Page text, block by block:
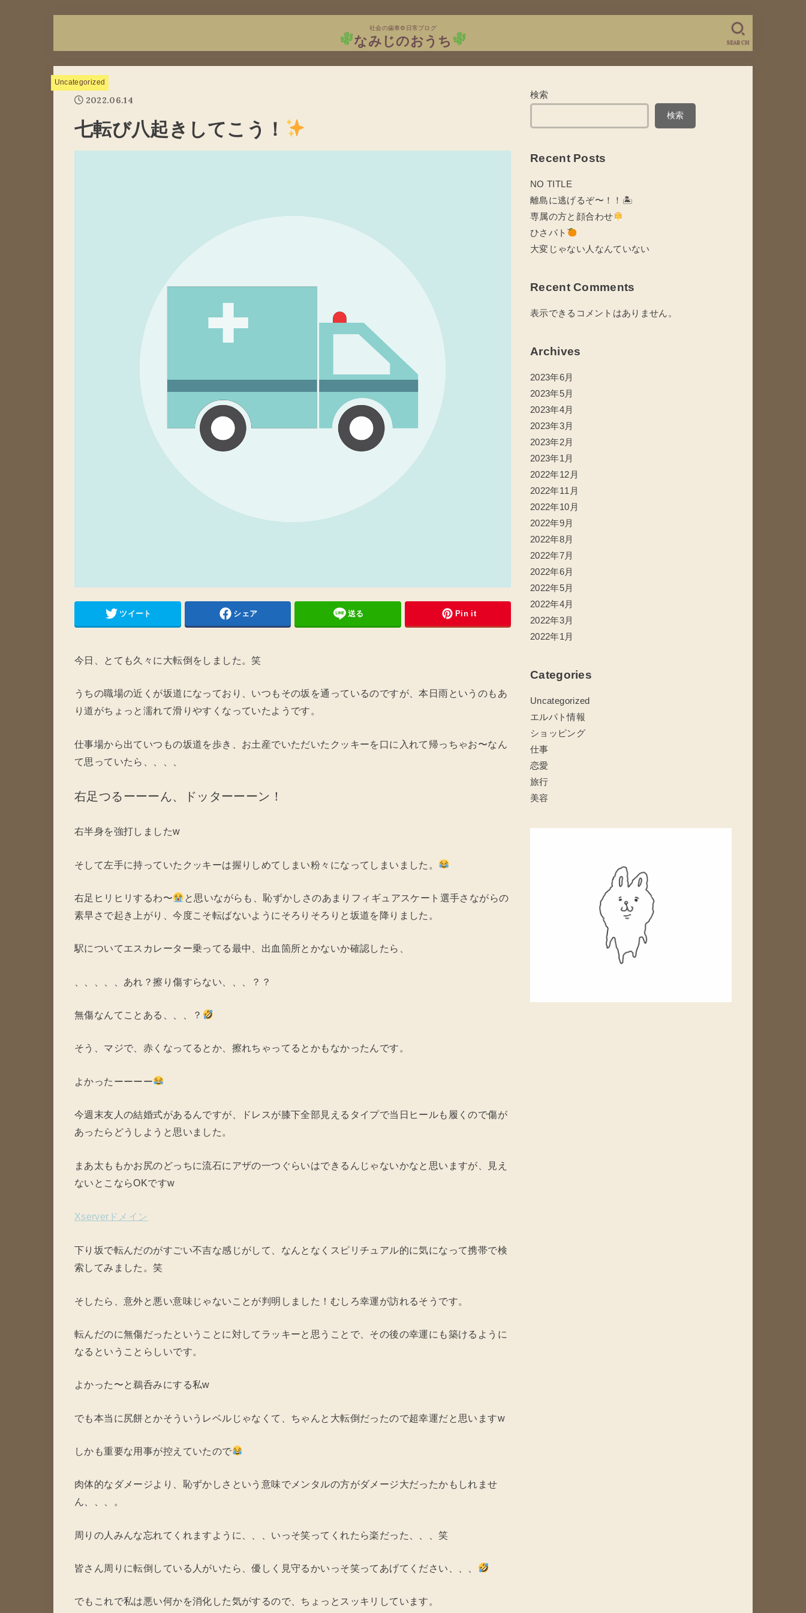
社会の歯車⚙日常ブログ
なみじのおうち SEARCH
Uncategorized
2022.06.14
七転び八起きしてこう！
ツイート シェア 送る Pin it
今日、とても久々に大転倒をしました。笑
うちの職場の近くが坂道になっており、いつもその坂を通っているのですが、本日雨というのもあ
り道がちょっと濡れて滑りやすくなっていたようです。
仕事場から出ていつもの坂道を歩き、お土産でいただいたクッキーを口に入れて帰っちゃお〜なん
て思っていたら、、、、
右足つるーーーん、ドッターーーン！
右半身を強打しましたw
そして左手に持っていたクッキーは握りしめてしまい粉々になってしまいました。
右足ヒリヒリするわ〜
と思いながらも、恥ずかしさのあまりフィギュアスケート選手さながらの
素早さで起き上がり、今度こそ転ばないようにそろりそろりと坂道を降りました。
駅についてエスカレーター乗ってる最中、出血箇所とかないか確認したら、
、、、、、あれ？擦り傷すらない、、、？？
無傷なんてことある、、、？
そう、マジで、赤くなってるとか、擦れちゃってるとかもなかったんです。
よかったーーーー
今週末友人の結婚式があるんですが、ドレスが膝下全部見えるタイプで当日ヒールも履くので傷が
あったらどうしようと思いました。
まあ太ももかお尻のどっちに流石にアザの一つぐらいはできるんじゃないかなと思いますが、見え
ないとこならOKですw
Xserverドメイン
下り坂で転んだのがすごい不吉な感じがして、なんとなくスピリチュアル的に気になって携帯で検
索してみました。笑
そしたら、意外と悪い意味じゃないことが判明しました！むしろ幸運が訪れるそうです。
転んだのに無傷だったということに対してラッキーと思うことで、その後の幸運にも築けるように
なるということらしいです。
よかった〜と鵜呑みにする私w
でも本当に尻餅とかそういうレベルじゃなくて、ちゃんと大転倒だったので超幸運だと思いますw
しかも重要な用事が控えていたので
肉体的なダメージより、恥ずかしさという意味でメンタルの方がダメージ大だったかもしれませ
ん、、、。
周りの人みんな忘れてくれますように、、、いっそ笑ってくれたら楽だった、、、笑
皆さん周りに転倒している人がいたら、優しく見守るかいっそ笑ってあげてください、、、
でもこれで私は悪い何かを消化した気がするので、ちょっとスッキリしています。
検索
検索
Recent Posts
NO TITLE
離島に逃げるぞ〜！！🏝
専属の方と顔合わせ
ひさパト
大変じゃない人なんていない
Recent Comments
表示できるコメントはありません。
Archives
2023年6月
2023年5月
2023年4月
2023年3月
2023年2月
2023年1月
2022年12月
2022年11月
2022年10月
2022年9月
2022年8月
2022年7月
2022年6月
2022年5月
2022年4月
2022年3月
2022年1月
Categories
Uncategorized
エルパト情報
ショッピング
仕事
恋愛
旅行
美容